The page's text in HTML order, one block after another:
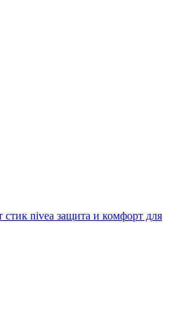
стик nivea защита и комфорт для